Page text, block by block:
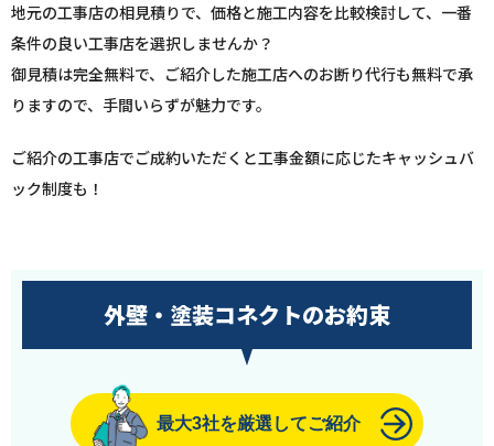
地元の工事店の相見積りで、価格と施工内容を比較検討して、一番
条件の良い工事店を選択しませんか？
御見積は完全無料で、ご紹介した施工店へのお断り代行も無料で承
りますので、手間いらずが魅力です。
ご紹介の工事店でご成約いただくと工事金額に応じたキャッシュバ
ック制度も！
外壁・塗装コネクトのお約束
最大3社を厳選してご紹介